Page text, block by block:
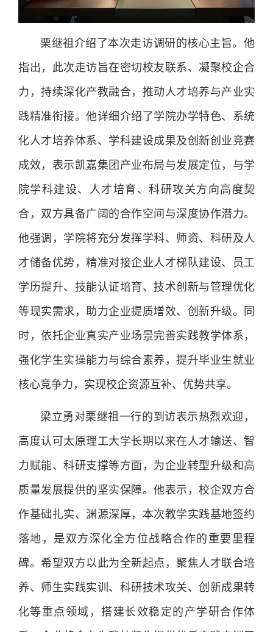
栗继祖介绍了本次走访调研的核心主旨。他
指出，此次走访旨在密切校友联系、凝聚校企合
力，持续深化产教融合，推动人才培养与产业实
践精准衔接。他详细介绍了学院办学特色、系统
化人才培养体系、学科建设成果及创新创业竞赛
成效，表示凯嘉集团产业布局与发展定位，与学
院学科建设、人才培育、科研攻关方向高度契
合，双方具备广阔的合作空间与深度协作潜力。
他强调，学院将充分发挥学科、师资、科研及人
才储备优势，精准对接企业人才梯队建设、员工
学历提升、技能认证培育、技术创新与管理优化
等现实需求，助力企业提质增效、创新升级。同
时，依托企业真实产业场景完善实践教学体系，
强化学生实操能力与综合素养，提升毕业生就业
核心竞争力，实现校企资源互补、优势共享。
梁立勇对栗继祖一行的到访表示热烈欢迎，
高度认可太原理工大学长期以来在人才输送、智
力赋能、科研支撑等方面，为企业转型升级和高
质量发展提供的坚实保障。他表示，校企双方合
作基础扎实、渊源深厚，本次教学实践基地签约
落地，是双方深化全方位战略合作的重要里程
碑。希望双方以此为全新起点，聚焦人才联合培
养、师生实践实训、科研技术攻关、创新成果转
化等重点领域，搭建长效稳定的产学研合作体